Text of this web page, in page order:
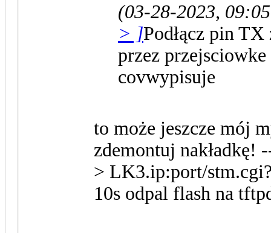
(03-28-2023,
> ]Podłącz pin
przez
covwypisuje
to może jeszcze mój
zdemontuj nakładkę!
> LK3.ip:port/
10s odpal flash na